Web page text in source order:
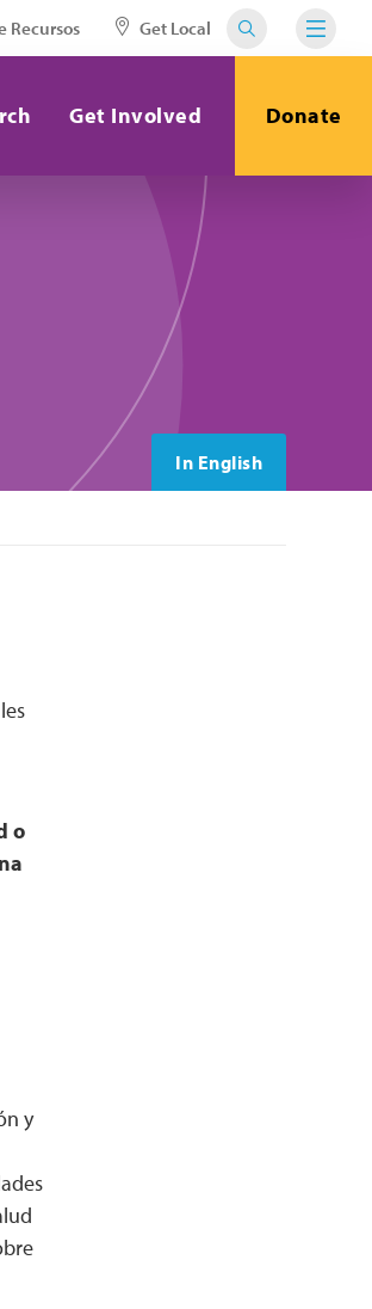
Recursos Get Local
Get Involved Donate
In English
o
y